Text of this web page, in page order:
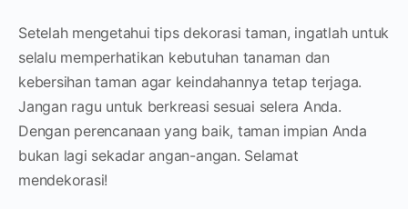
Setelah mengetahui tips dekorasi taman, ingatlah untuk
selalu memperhatikan kebutuhan tanaman dan
kebersihan taman agar keindahannya tetap terjaga.
Jangan ragu untuk berkreasi sesuai selera Anda.
Dengan perencanaan yang baik, taman impian Anda
bukan lagi sekadar angan-angan. Selamat
mendekorasi!